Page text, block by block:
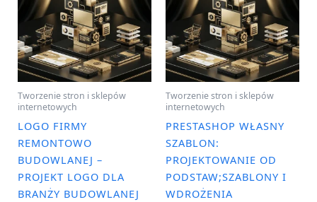
Tworzenie stron i sklepów
internetowych
LOGO FIRMY
REMONTOWO
BUDOWLANEJ –
PROJEKT LOGO DLA
BRANŻY BUDOWLANEJ
Tworzenie stron i sklepów
internetowych
PRESTASHOP WŁASNY
SZABLON:
PROJEKTOWANIE OD
PODSTAW;SZABLONY I
WDROŻENIA